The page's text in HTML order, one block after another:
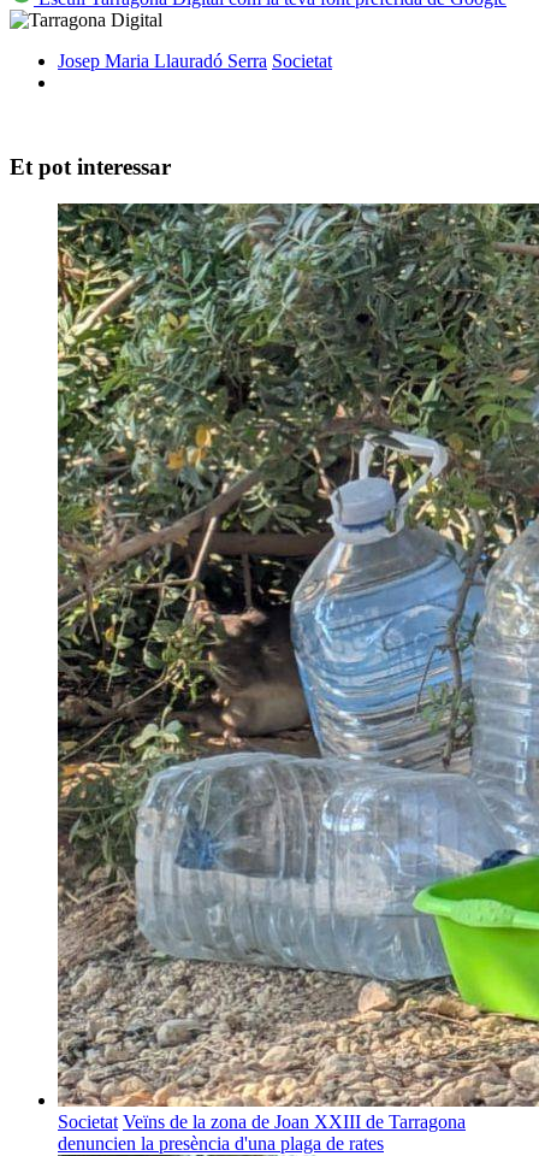
Josep Maria Llauradó Serra Societat
Et pot interessar
Societat Veïns de la zona de Joan XXIII de Tarragona
denuncien la presència d'una plaga de rates